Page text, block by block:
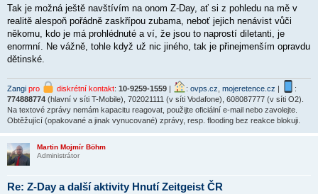
Tak je možná ještě navštívím na onom Z-Day, ať si z pohledu na mě v
realitě alespoň pořádně zaskřípou zubama, neboť jejich nenávist vůči
někomu, kdo je má prohlédnuté a ví, že jsou to naprostí diletanti, je
enormní. Ne vážně, tohle když už nic jiného, tak je přinejmenším opravdu
dětinské.
Zangi pro diskrétní kontakt: 10-9259-1559 : ovps.cz mojeretence.cz
:
774888774 (hlavní v síti T-Mobile), 702021111 (v síti Vodafone), 608087777 (v síti O2).
Na textové zprávy nemám kapacitu reagovat, použijte oficiální e-mail nebo zavolejte.
Obtěžující (opakované a jinak vynucované) zprávy, resp. flooding bez reakce blokuji.
Martin Mojmír Böhm
Administrátor
Re: Z-Day a další aktivity Hnutí Zeitgeist ČR